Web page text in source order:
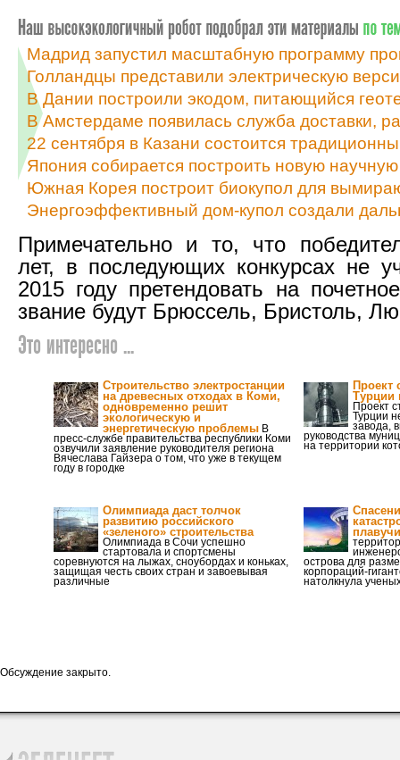
Мадрид запустил масштабную программу
Голландцы представили электрическую
В Дании построили экодом, питающийся
В Амстердаме появилась служба доставки,
22 сентября в Казани состоится
Япония собирается построить новую
Южная Корея построит биокупол для
Энергоэффективный дом-купол создали
Примечательно и то, что
лет, в последующих конкурсах не
2015 году претендовать на
звание будут Брюссель, Бристоль,
Это интересно ...
Строительство электростанции
на древесных отходах в Коми,
одновременно решит
экологическую и
энергетическую проблемы В
пресс-службе правительства республики Коми
озвучили заявление руководителя региона
Вячеслава Гайзера о том, что уже в текущем
году в городке
Проект
Турции
Проект
Турции
завода,
руководства
на территории
Олимпиада даст толчок
развитию российского
«зеленого» строительства
Олимпиада в Сочи успешно
стартовала и спортсмены
соревнуются на лыжах, сноубордах и коньках,
защищая честь своих стран и завоевывая
различные
острова для
корпораций-
натолкнула
Обсуждение закрыто.